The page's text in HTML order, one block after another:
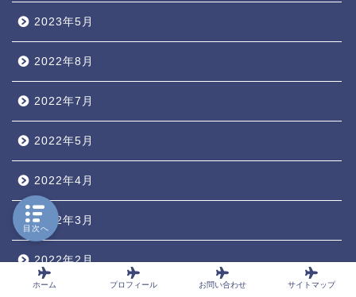
2023年5月
2022年8月
2022年7月
2022年5月
2022年4月
2022年3月
2022年2月
ホーム プロフィール お問い合わせ サイトマップ
目次へ